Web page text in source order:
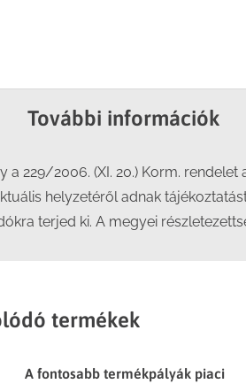
További információk
a 229/2006. (XI. 20.) Korm.
helyzetéről adnak
terjed ki. A megyei
termékek
A fontosabb termékpályák piaci